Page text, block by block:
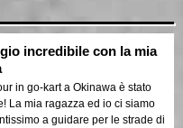
incredibile con la mia
in go-kart a Okinawa è stato
La mia ragazza ed io ci siamo
a guidare per le strade di